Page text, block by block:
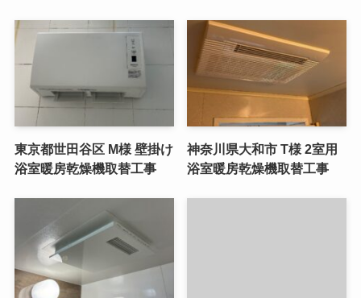
東京都世田谷区 M様 壁掛け
浴室暖房乾燥機取替工事
神奈川県大和市 T様 2室用
浴室暖房乾燥機取替工事